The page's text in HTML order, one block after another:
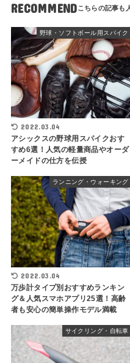
RECOMMEND
野球・ソフトボール用スパイク
2022.03.04
アシックスの野球用スパイクおす
すめ6選！人気の軽量商品やオーダ
ーメイドの仕方を伝授
ランニング・ウォーキング
2022.03.04
万歩計タイプ別おすすめランキン
グ＆人気スマホアプリ25選！高齢
者も安心の簡単操作モデル満載
サイクリング・自転車